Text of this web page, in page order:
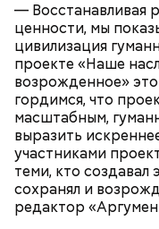
— Восстанавливая
ценности, мы
цивилизация
проекте «Наше
возрожденное»
гордимся, что
масштабным,
выразить
участниками
теми, кто создавал
сохранял и
редактор
Спагетти из
Ранние плоды, по